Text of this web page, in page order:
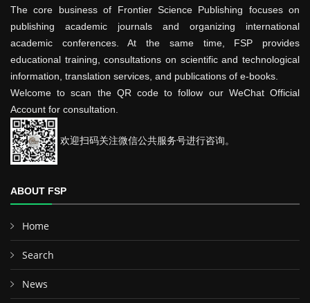
The core business of Frontier Science Publishing focuses on
publishing academic journals and organizing international
academic conferences. At the same time, FSP provides
educational training, consultations on scientific and technological
information, translation services, and publications of e-books.
Welcome to scan the QR code to follow our WeChat Official
Account for consultation.
欢迎扫码关注微信公共服务号进行咨询。
ABOUT FSP
Home
Search
News